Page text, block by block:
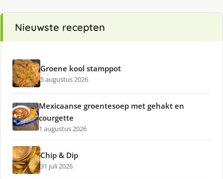
Nieuwste recepten
Groene kool stamppot
5 augustus 2026
Mexicaanse groentesoep met gehakt en
courgette
1 augustus 2026
Chip & Dip
31 juli 2026